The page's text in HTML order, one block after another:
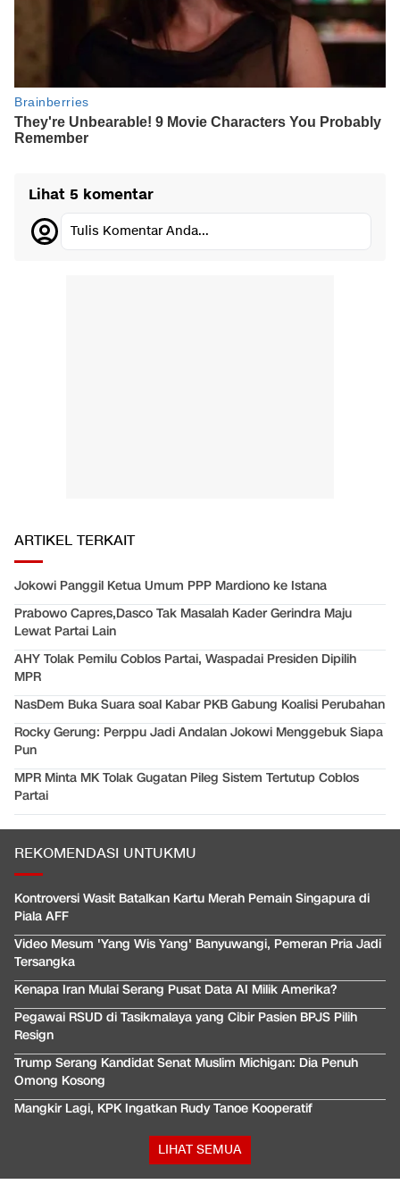
Lihat 5 komentar
Tulis Komentar Anda...
ARTIKEL TERKAIT
Jokowi Panggil Ketua Umum PPP Mardiono ke Istana
Prabowo Capres,Dasco Tak Masalah Kader Gerindra Maju
Lewat Partai Lain
AHY Tolak Pemilu Coblos Partai, Waspadai Presiden Dipilih
MPR
NasDem Buka Suara soal Kabar PKB Gabung Koalisi Perubahan
Rocky Gerung: Perppu Jadi Andalan Jokowi Menggebuk Siapa
Pun
MPR Minta MK Tolak Gugatan Pileg Sistem Tertutup Coblos
Partai
REKOMENDASI UNTUKMU
Kontroversi Wasit Batalkan Kartu Merah Pemain Singapura di
Piala AFF
Video Mesum 'Yang Wis Yang' Banyuwangi, Pemeran Pria Jadi
Tersangka
Kenapa Iran Mulai Serang Pusat Data AI Milik Amerika?
Pegawai RSUD di Tasikmalaya yang Cibir Pasien BPJS Pilih
Resign
Trump Serang Kandidat Senat Muslim Michigan: Dia Penuh
Omong Kosong
Mangkir Lagi, KPK Ingatkan Rudy Tanoe Kooperatif
LIHAT SEMUA